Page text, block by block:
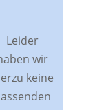
Leider
wir
keine